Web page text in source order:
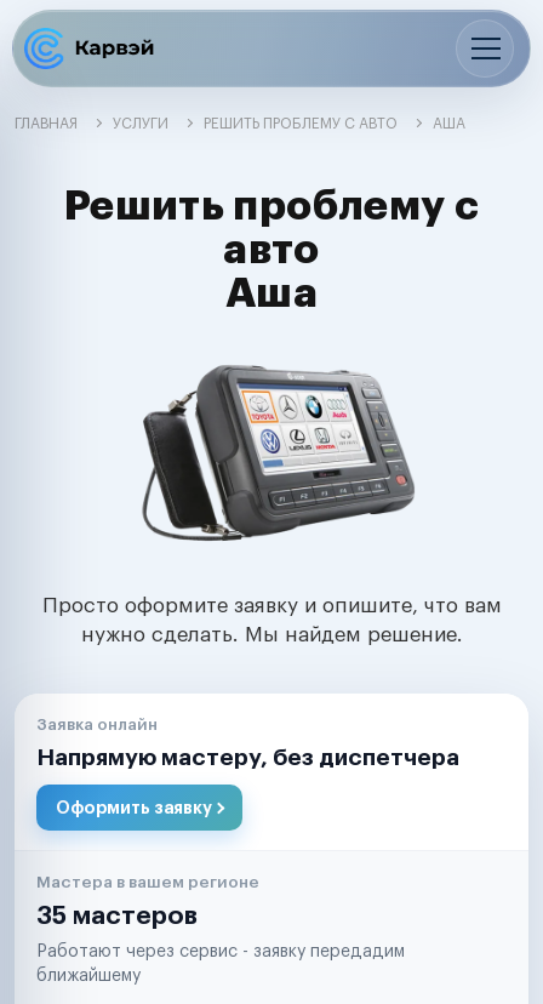
ГЛАВНАЯ УСЛУГИ РЕШИТЬ ПРОБЛЕМУ С АВТО АША
Решить проблему с
авто
Аша
Просто оформите заявку и опишите, что вам
нужно сделать. Мы найдем решение.
Заявка онлайн
Напрямую мастеру, без диспетчера
Оформить заявку
Мастера в вашем регионе
35 мастеров
Работают через сервис - заявку передадим
ближайшему